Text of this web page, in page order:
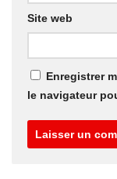
Site web
Enregistrer
le navigateur